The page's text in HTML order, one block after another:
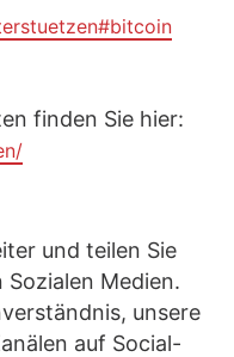
finden Sie hier:
und teilen Sie
Medien.
unsere
auf Social-